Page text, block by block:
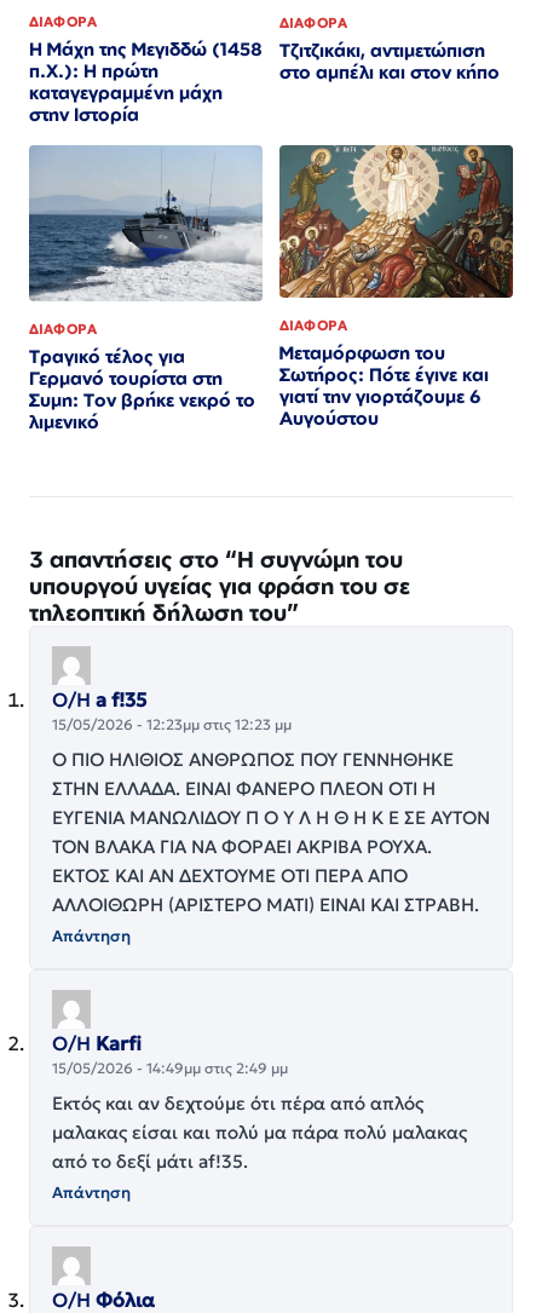
ΔΙΑΦΟΡΑ
Η Μάχη της Μεγιδδώ (1458
π.Χ.): Η πρώτη
καταγεγραμμένη μάχη
στην Ιστορία
ΔΙΑΦΟΡΑ
Τζιτζικάκι, αντιμετώπιση
στο αμπέλι και στον κήπο
ΔΙΑΦΟΡΑ
Τραγικό τέλος για
Γερμανό τουρίστα στη
Συμη: Τον βρήκε νεκρό το
λιμενικό
ΔΙΑΦΟΡΑ
Μεταμόρφωση του
Σωτήρος: Πότε έγινε και
γιατί την γιορτάζουμε 6
Αυγούστου
3 απαντήσεις στο “Η συγνώμη του
υπουργού υγείας για φράση του σε
τηλεοπτική δήλωση του”
Ο/Η a f!35
15/05/2026 - 12:23μμ στις 12:23 μμ
Ο ΠΙΟ ΗΛΙΘΙΟΣ ΑΝΘΡΩΠΟΣ ΠΟΥ ΓΕΝΝΗΘΗΚΕ
ΣΤΗΝ ΕΛΛΑΔΑ. ΕΙΝΑΙ ΦΑΝΕΡΟ ΠΛΕΟΝ ΟΤΙ Η
ΕΥΓΕΝΙΑ ΜΑΝΩΛΙΔΟΥ Π Ο Υ Λ Η Θ Η Κ Ε ΣΕ ΑΥΤΟΝ
ΤΟΝ ΒΛΑΚΑ ΓΙΑ ΝΑ ΦΟΡΑΕΙ ΑΚΡΙΒΑ ΡΟΥΧΑ.
ΕΚΤΟΣ ΚΑΙ ΑΝ ΔΕΧΤΟΥΜΕ ΟΤΙ ΠΕΡΑ ΑΠΟ
ΑΛΛΟΙΘΩΡΗ (ΑΡΙΣΤΕΡΟ ΜΑΤΙ) ΕΙΝΑΙ ΚΑΙ ΣΤΡΑΒΗ.
Απάντηση
Ο/Η Karfi
15/05/2026 - 14:49μμ στις 2:49 μμ
Εκτός και αν δεχτούμε ότι πέρα από απλός
μαλακας είσαι και πολύ μα πάρα πολύ μαλακας
από το δεξί μάτι af!35.
Απάντηση
Ο/Η Φόλια